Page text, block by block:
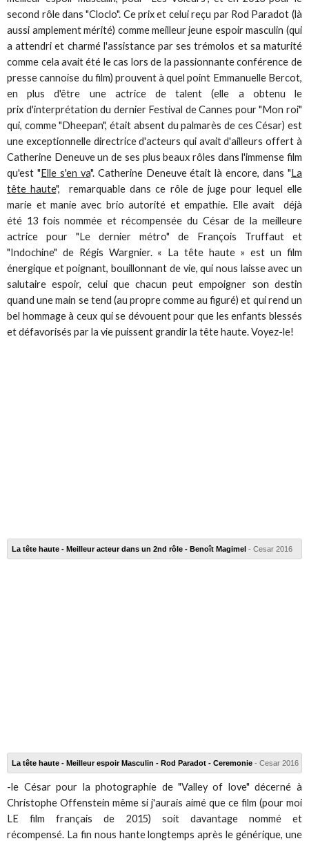
second rôle dans "Cloclo". Ce prix et celui reçu par Rod Paradot (là
aussi amplement mérité) comme meilleur jeune espoir masculin (qui
a attendri et charmé l'assistance par ses trémolos et sa maturité
comme cela avait été le cas lors de la passionnante conférence de
presse cannoise du film) prouvent à quel point Emmanuelle Bercot,
en plus d'être une actrice de talent (elle a obtenu le
prix d'interprétation du dernier Festival de Cannes pour "Mon roi"
qui, comme "Dheepan", était absent du palmarès de ces César) est
une exceptionnelle directrice d'acteurs qui avait d'ailleurs offert à
Catherine Deneuve un de ses plus beaux rôles dans l'immense film
qu'est "Elle s'en va". Catherine Deneuve était là encore, dans "La
tête haute", remarquable dans ce rôle de juge pour lequel elle
marie et manie avec brio autorité et empathie. Elle avait déjà
été 13 fois nommée et récompensée du César de la meilleure
actrice pour "Le dernier métro" de François Truffaut et
"Indochine" de Régis Wargnier. « La tête haute » est un film
énergique et poignant, bouillonnant de vie, qui nous laisse avec un
salutaire espoir, celui que chacun peut empoigner son destin
quand une main se tend (au propre comme au figuré) et qui rend un
bel hommage à ceux qui se dévouent pour que les enfants blessés
et défavorisés par la vie puissent grandir la tête haute. Voyez-le!
La tête haute - Meilleur acteur dans un 2nd rôle - Benoît Magimel - Cesar 2016
La tête haute - Meilleur espoir Masculin - Rod Paradot - Ceremonie - Cesar 2016
-le César pour la photographie de "Valley of love" décerné à
Christophe Offenstein même si j'aurais aimé que ce film (pour moi
LE film français de 2015) soit davantage nommé et
récompensé. La fin nous hante longtemps après le générique, une